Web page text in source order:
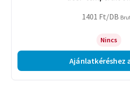
1401 Ft/DB
Nincs
Ajánlatkéréshez